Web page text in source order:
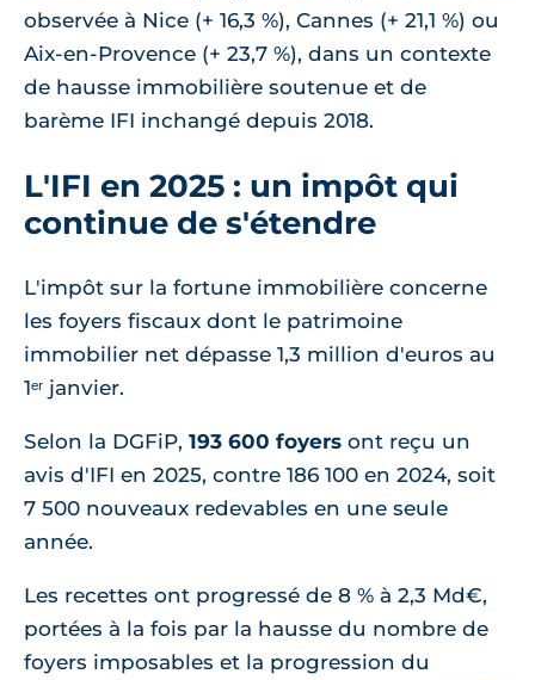
observée à Nice (+ 16,3 %), Cannes (+ 21,1 %) ou
Aix-en-Provence (+ 23,7 %), dans un contexte
de hausse immobilière soutenue et de
barème IFI inchangé depuis 2018.
L'IFI en 2025 : un impôt qui
continue de s'étendre
L'impôt sur la fortune immobilière concerne
les foyers fiscaux dont le patrimoine
immobilier net dépasse 1,3 million d'euros au
1ᵉʳ janvier.
Selon la DGFiP, 193 600 foyers ont reçu un
avis d'IFI en 2025, contre 186 100 en 2024, soit
7 500 nouveaux redevables en une seule
année.
Les recettes ont progressé de 8 % à 2,3 Md€,
portées à la fois par la hausse du nombre de
foyers imposables et la progression du